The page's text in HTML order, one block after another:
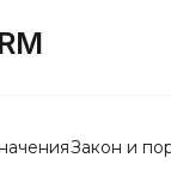
Закон и